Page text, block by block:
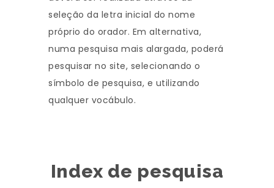
seleção da letra inicial do nome
próprio do orador. Em alternativa,
numa pesquisa mais alargada, poderá
pesquisar no site, selecionando o
símbolo de pesquisa, e utilizando
qualquer vocábulo.
Index de pesquisa